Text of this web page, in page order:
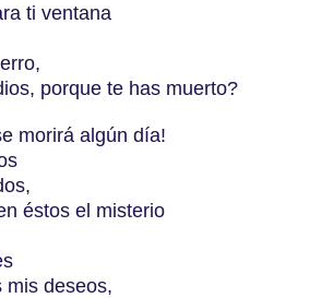
ti ventana
porque te has muerto?
morirá algún día!
éstos el misterio
mis deseos,